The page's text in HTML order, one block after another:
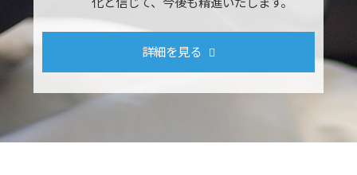
詳細を見る